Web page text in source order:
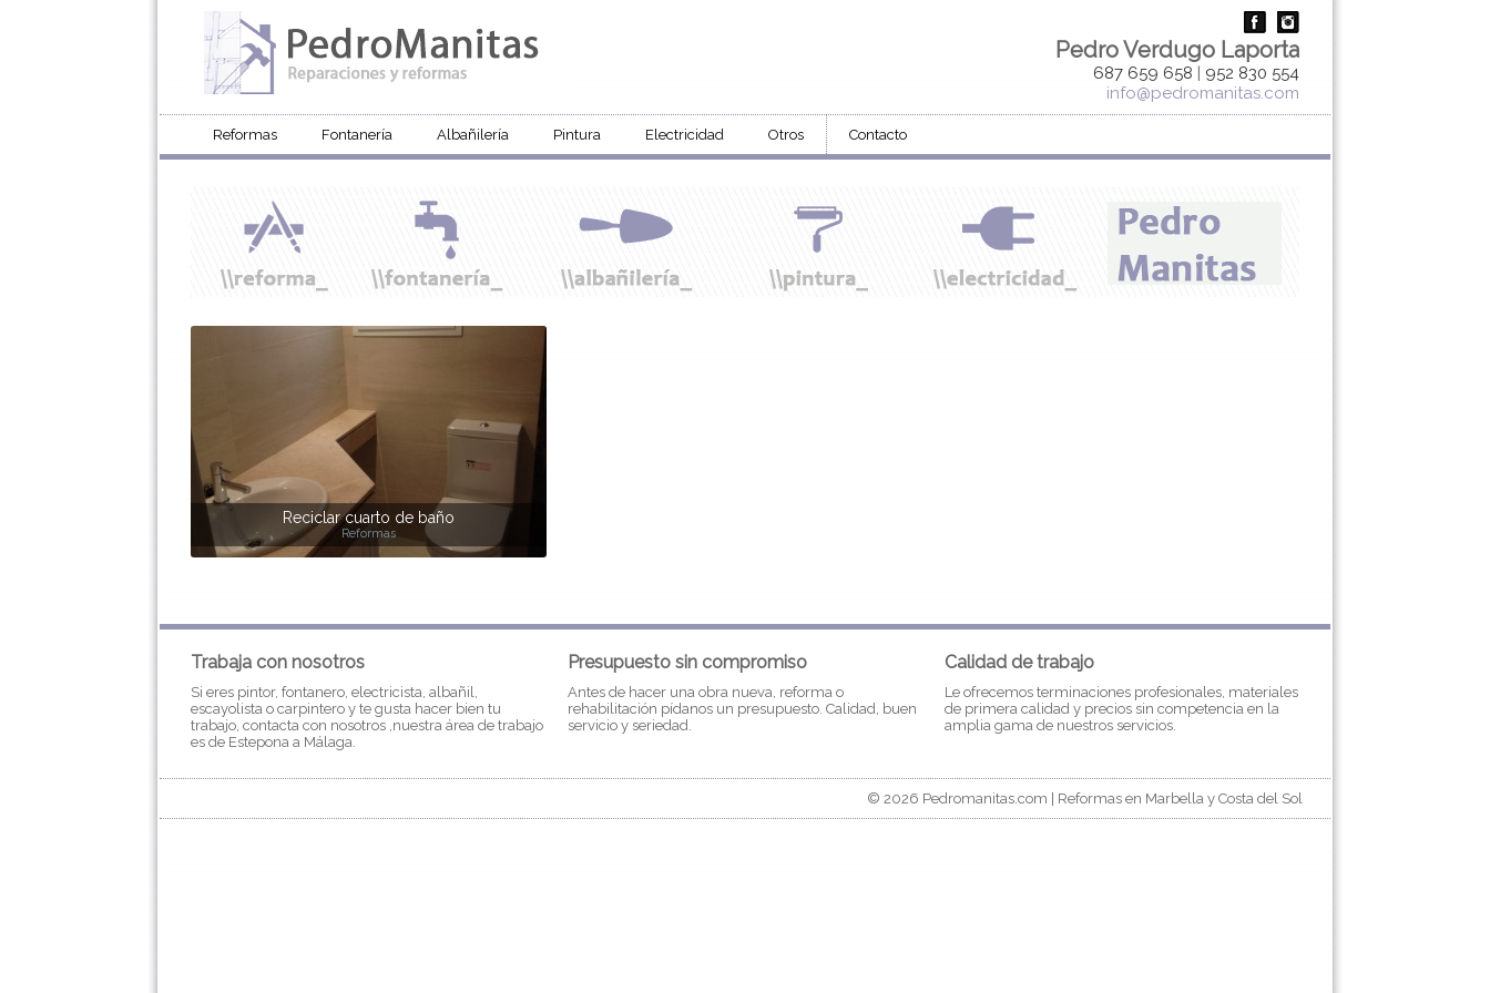
Pedro Verdugo Laporta
687 659 658 | 952 830 554
info@pedromanitas.com
Reformas Fontanería Albañilería Pintura Electricidad Otros Contacto
Reciclar cuarto de baño
Reformas
Trabaja con nosotros
Si eres pintor, fontanero, electricista, albañil,
escayolista o carpintero y te gusta hacer bien tu
trabajo, contacta con nosotros ,nuestra área de trabajo
es de Estepona a Málaga.
Presupuesto sin compromiso
Antes de hacer una obra nueva, reforma o
rehabilitación pídanos un presupuesto. Calidad, buen
servicio y seriedad.
Calidad de trabajo
Le ofrecemos terminaciones profesionales, materiales
de primera calidad y precios sin competencia en la
amplia gama de nuestros servicios.
© 2026 Pedromanitas.com | Reformas en Marbella y Costa del Sol